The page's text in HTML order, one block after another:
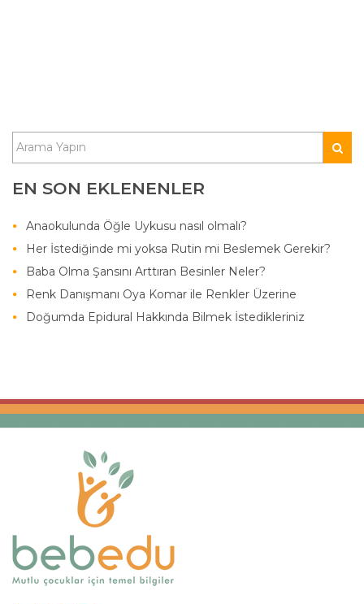
EN SON EKLENENLER
Anaokulunda Öğle Uykusu nasıl olmalı?
Her İstediğinde mi yoksa Rutin mi Beslemek Gerekir?
Baba Olma Şansını Arttıran Besinler Neler?
Renk Danışmanı Oya Komar ile Renkler Üzerine
Doğumda Epidural Hakkında Bilmek İstedikleriniz